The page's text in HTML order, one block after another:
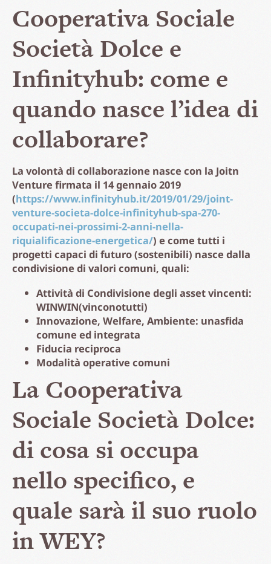
Cooperativa Sociale
Società Dolce e
Infinityhub: come e
quando nasce l’idea di
collaborare?
La volontà di collaborazione nasce con la Joitn
Venture firmata il 14 gennaio 2019
(https://www.infinityhub.it/2019/01/29/joint-
venture-societa-dolce-infinityhub-spa-270-
occupati-nei-prossimi-2-anni-nella-
riquialificazione-energetica/) e come tutti i
progetti capaci di futuro (sostenibili) nasce dalla
condivisione di valori comuni, quali:
Attività di Condivisione degli asset vincenti:
WINWIN(vinconotutti)
Innovazione, Welfare, Ambiente: unasfida
comune ed integrata
Fiducia reciproca
Modalità operative comuni
La Cooperativa
Sociale Società Dolce:
di cosa si occupa
nello specifico, e
quale sarà il suo ruolo
in WEY?